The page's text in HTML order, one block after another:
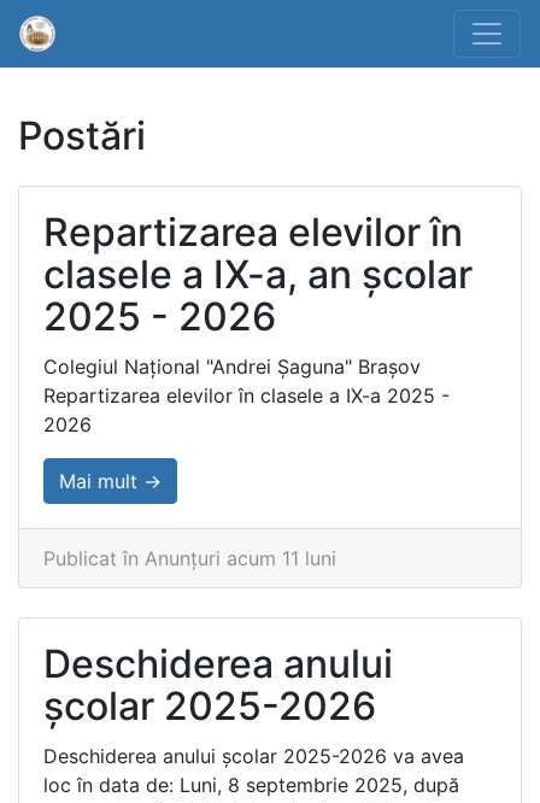
Postări
Repartizarea elevilor în
clasele a IX-a, an școlar
2025 - 2026
Colegiul Național "Andrei Șaguna" Brașov
Repartizarea elevilor în clasele a IX-a 2025 -
2026
Mai mult →
Publicat în Anunțuri acum 11 luni
Deschiderea anului
școlar 2025-2026
Deschiderea anului școlar 2025-2026 va avea
loc în data de: Luni, 8 septembrie 2025, după